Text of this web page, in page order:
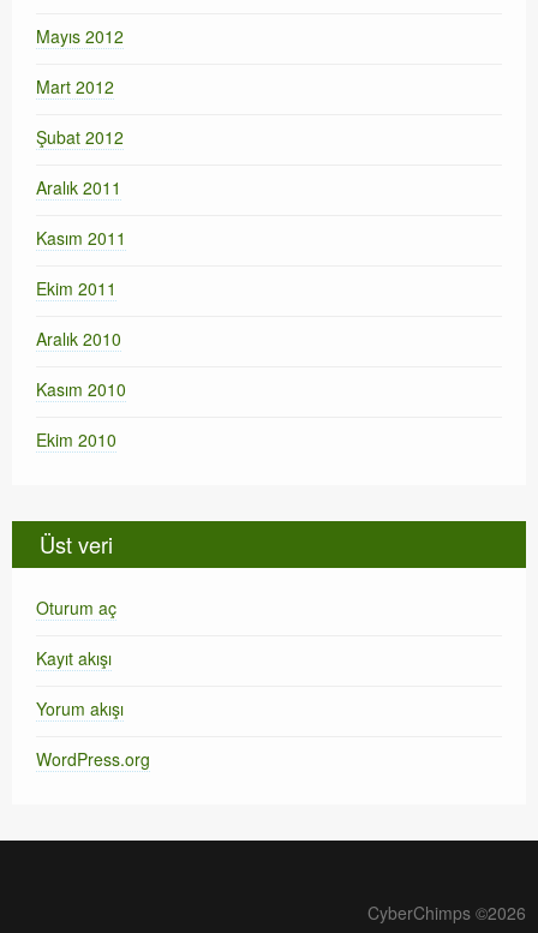
Mayıs 2012
Mart 2012
Şubat 2012
Aralık 2011
Kasım 2011
Ekim 2011
Aralık 2010
Kasım 2010
Ekim 2010
Üst veri
Oturum aç
Kayıt akışı
Yorum akışı
WordPress.org
CyberChimps ©2026